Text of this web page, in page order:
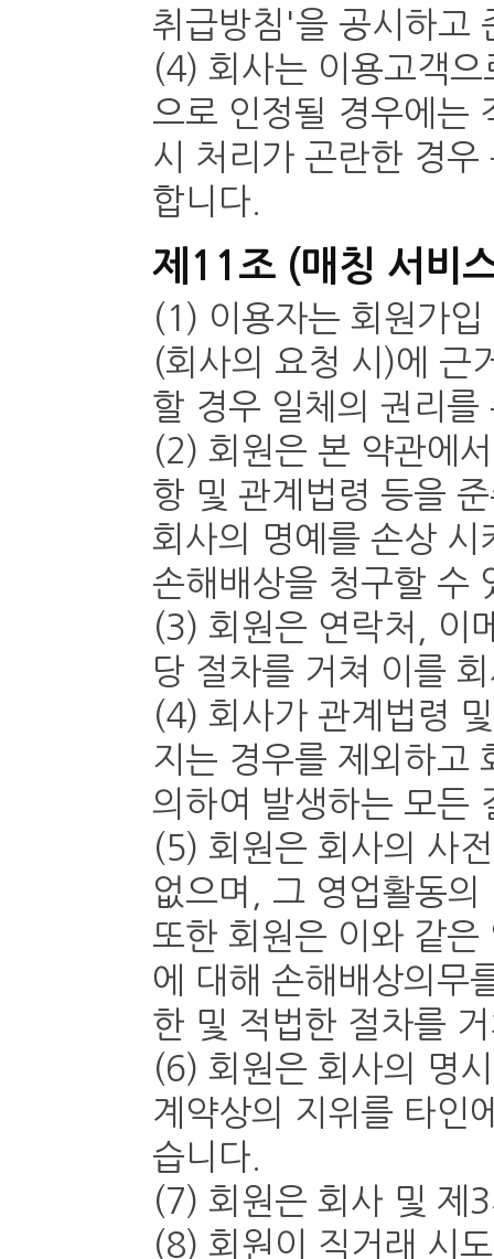
취급방침'을 공시하고
(4) 회사는 이용고객
으로 인정될 경우에는
시 처리가 곤란한 경
합니다.
제11조 (매칭 서비
(1) 이용자는 회원가
(회사의 요청 시)에 근
할 경우 일체의 권리
(2) 회원은 본 약관에
항 및 관계법령 등을
회사의 명예를 손상 시
손해배상을 청구할 수
(3) 회원은 연락처, 이
당 절차를 거쳐 이를
(4) 회사가 관계법령
지는 경우를 제외하고
의하여 발생하는 모든
(5) 회원은 회사의 사
없으며, 그 영업활동
또한 회원은 이와 같
에 대해 손해배상의무
한 및 적법한 절차를
(6) 회원은 회사의 명
계약상의 지위를 타인
습니다.
(7) 회원은 회사 및 제
(8) 회원이 직거래 시